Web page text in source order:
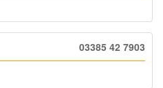
03385 42 7903